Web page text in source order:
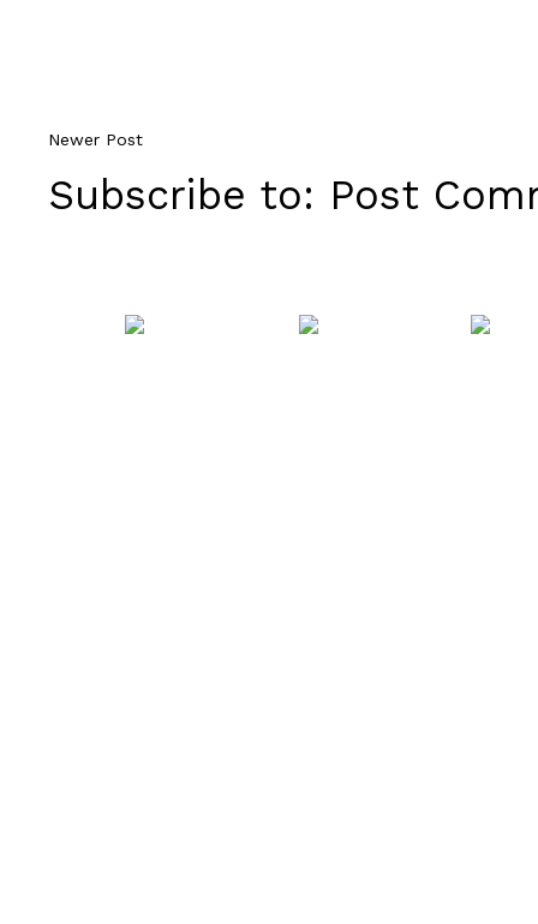
Newer Post
Subscribe to: Post